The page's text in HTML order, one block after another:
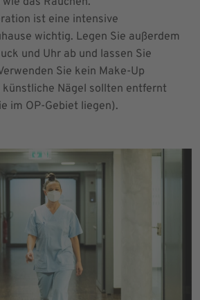
ist eine intensive
wichtig. Legen Sie außerdem
und Uhr ab und lassen Sie
Sie kein Make-Up
künstliche Nägel sollten entfernt
im OP-Gebiet liegen).